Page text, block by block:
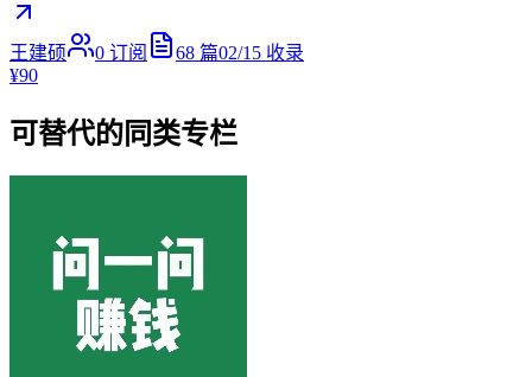
王建硕 0 订阅 68 篇02/15 收录
¥90
可替代的同类专栏